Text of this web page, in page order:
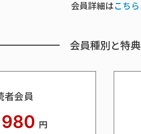
会員詳細はこちら
会員種別と特典
者会員
980 円